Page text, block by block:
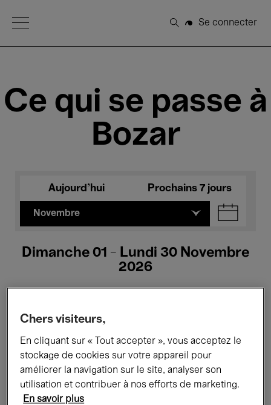
Open Menu
Rechercher
Se connecter
Ce qui se passe à
Bozar
Aujourd'hui Prochains 7 jours
Novembre
Dimanche 01 - Lundi 30 Novembre
2026
Tous les événements Concerts
Expositions Films Performances
Rencontres & Débats
Chers visiteurs,
En cliquant sur « Tout accepter », vous acceptez le
stockage de cookies sur votre appareil pour
améliorer la navigation sur le site, analyser son
utilisation et contribuer à nos efforts de marketing.
En savoir plus